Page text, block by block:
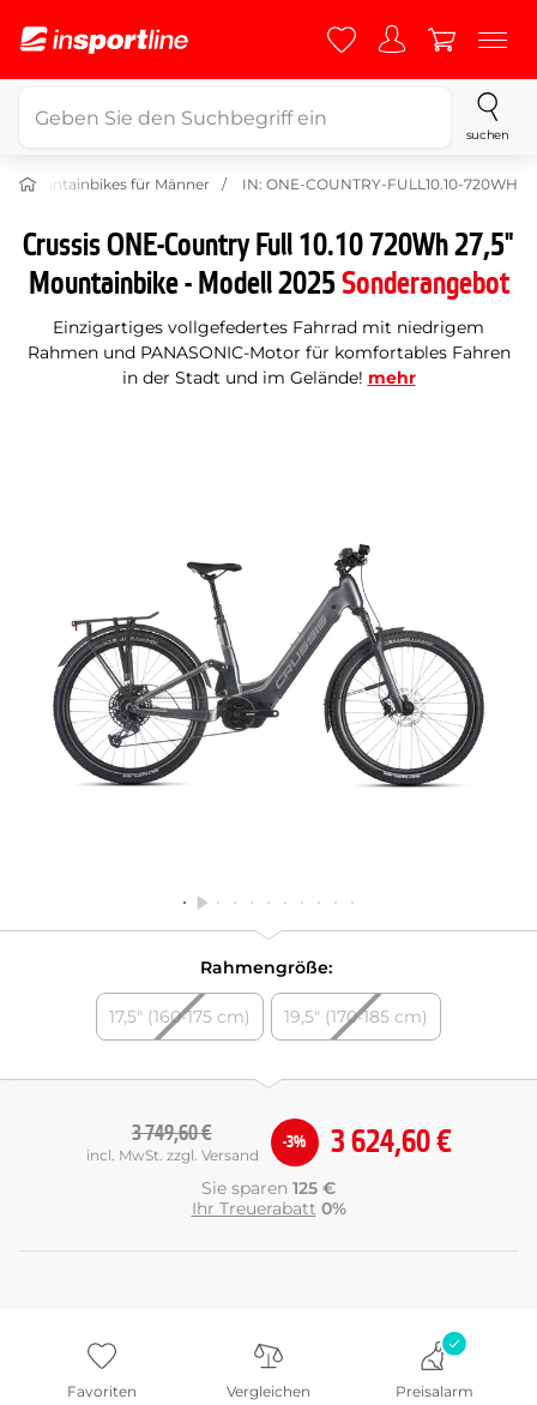
suchen
Mountainbikes für Männer IN: ONE-COUNTRY-FULL10.10-720WH
Crussis ONE-Country Full 10.10 720Wh 27,5"
Mountainbike - Modell 2025Sonderangebot
Einzigartiges vollgefedertes Fahrrad mit niedrigem
Rahmen und PANASONIC-Motor für komfortables Fahren
in der Stadt und im Gelände! mehr
Rahmengröße:
17,5" (160-175 cm) 19,5" (170-185 cm)
3 624,60 €
3 749,60 €
incl. MwSt. zzgl. Versand
-3%
Sie sparen 125 €
Ihr Treuerabatt 0%
Favoriten Vergleichen Preisalarm